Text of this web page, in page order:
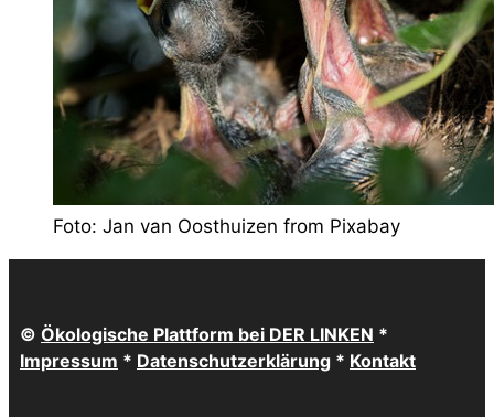
Foto: Jan van Oosthuizen from Pixabay
© Ökologische Plattform bei DER LINKEN *
Impressum * Datenschutzerklärung * Kontakt